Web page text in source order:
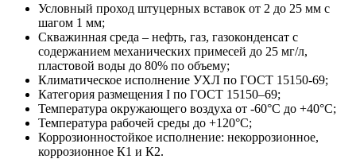
Условный проход штуцерных вставок от 2 до 25 мм с
шагом 1 мм;
Скважинная среда – нефть, газ, газоконденсат с
содержанием механических примесей до 25 мг/л,
пластовой воды до 80% по объему;
Климатическое исполнение УХЛ по ГОСТ 15150-69;
Категория размещения I по ГОСТ 15150–69;
Температура окружающего воздуха от -60°С до +40°С;
Температура рабочей среды до +120°С;
Коррозионностойкое исполнение: некоррозионное,
коррозионное К1 и К2.